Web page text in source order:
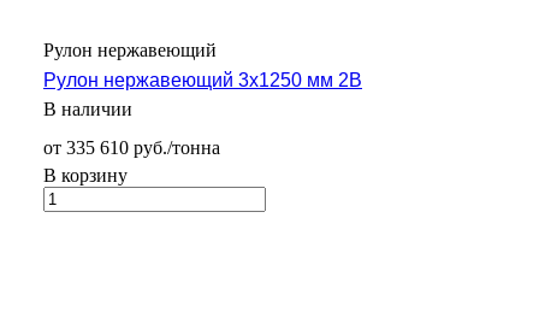
Рулон нержавеющий
Рулон нержавеющий 3х1250 мм 2В
В наличии
от 335 610 руб./тонна
В корзину